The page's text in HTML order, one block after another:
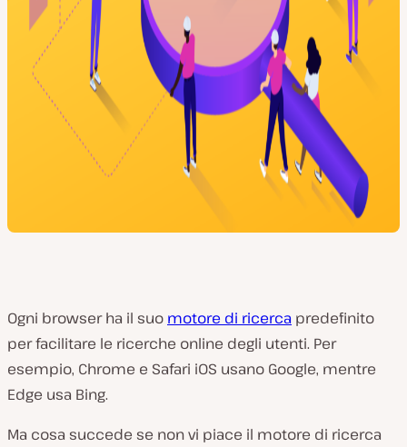
Ogni browser ha il suo motore di ricerca predefinito
per facilitare le ricerche online degli utenti. Per
esempio, Chrome e Safari iOS usano Google, mentre
Edge usa Bing.
Ma cosa succede se non vi piace il motore di ricerca